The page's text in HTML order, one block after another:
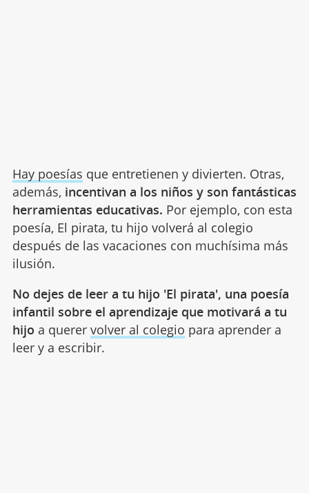
Hay poesías que entretienen y divierten. Otras,
además, incentivan a los niños y son fantásticas
herramientas educativas. Por ejemplo, con esta
poesía, El pirata, tu hijo volverá al colegio
después de las vacaciones con muchísima más
ilusión.
No dejes de leer a tu hijo 'El pirata', una poesía
infantil sobre el aprendizaje que motivará a tu
hijo a querer volver al colegio para aprender a
leer y a escribir.